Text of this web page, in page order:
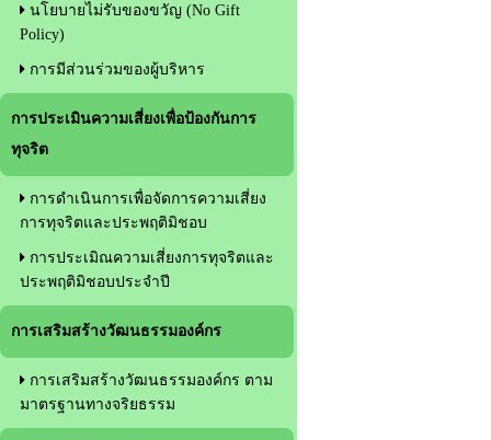
นโยบายไม่รับของขวัญ (No Gift
Policy)
การมีส่วนร่วมของผู้บริหาร
การประเมินความเสี่ยงเพื่อป้องกันการ
ทุจริต
การดำเนินการเพื่อจัดการความเสี่ยง
การทุจริตและประพฤติมิชอบ
การประเมิณความเสี่ยงการทุจริตและ
ประพฤติมิชอบประจำปี
การเสริมสร้างวัฒนธรรมองค์กร
การเสริมสร้างวัฒนธรรมองค์กร ตาม
มาตรฐานทางจริยธรรม